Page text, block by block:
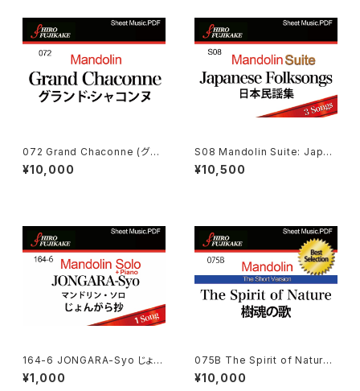
072 Grand Chaconne (グラ
ンド·シャコンヌ)
¥10,000
S08 Mandolin Suite: Japan
ese Folksongs マンドリン組
曲： 日本民謡集
¥10,500
164-6 JONGARA-Syo じょん
がら抄
¥1,000
075B The Spirit of Nature
(Shot Ver.) (樹魂の歌·１０分★
短縮版)
¥10,000